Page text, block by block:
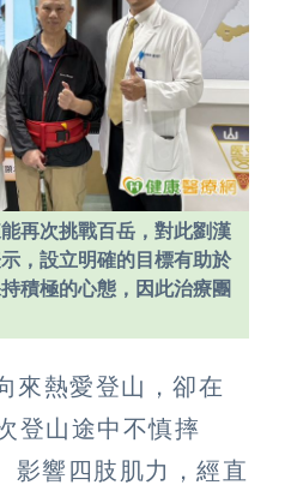
再次挑戰百岳，對此劉漢
，設立明確的目標有助於
積極的心態，因此治療團
來熱愛登山，卻在
登山途中不慎摔
影響四肢肌力，經直